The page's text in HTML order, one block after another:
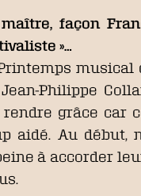
façon
»…
Printemps
Philippe
grâce car
aidé. Au
à accorder